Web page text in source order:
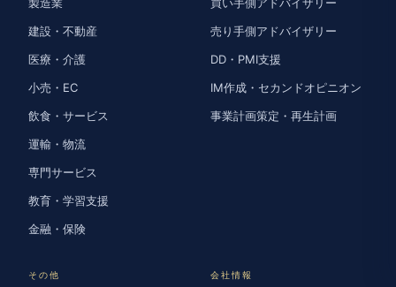
建設・不動産
医療・介護
小売・EC
飲食・サービス
運輸・物流
専門サービス
教育・学習支援
金融・保険
売り手側アドバイザリー
DD・PMI支援
IM作成・セカンドオピニオン
事業計画策定・再生計画
その他 会社情報